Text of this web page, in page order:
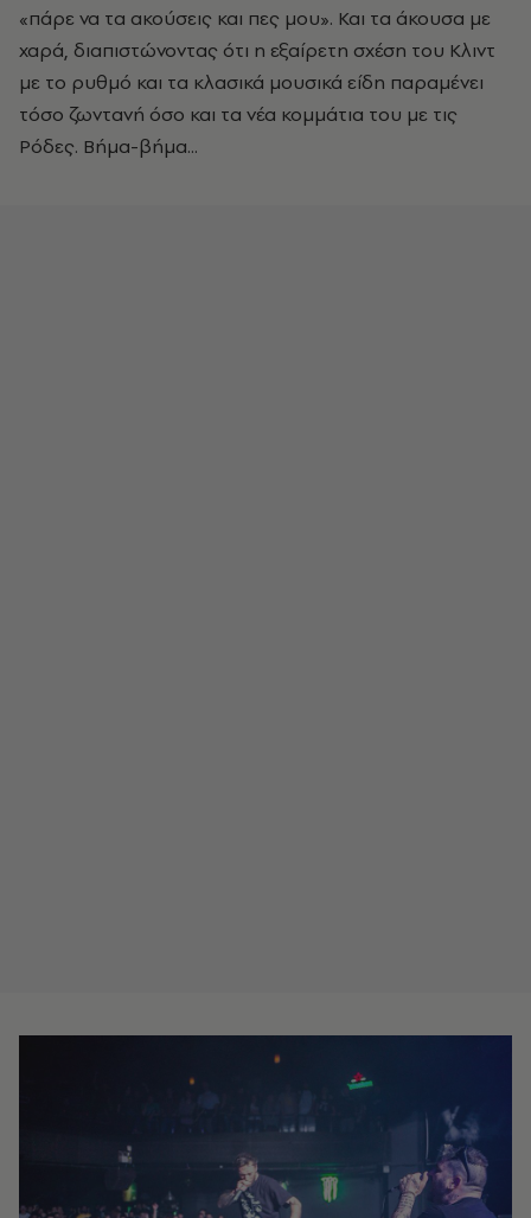
«πάρε να τα ακούσεις και πες μου». Και τα άκουσα με
χαρά, διαπιστώνοντας ότι η εξαίρετη σχέση του Κλιντ
με το ρυθμό και τα κλασικά μουσικά είδη παραμένει
τόσο ζωντανή όσο και τα νέα κομμάτια του με τις
Ρόδες. Βήμα-βήμα...